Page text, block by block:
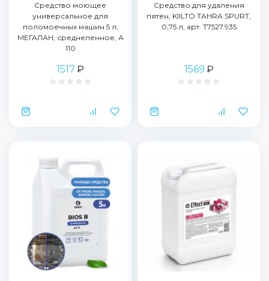
Средство моющее
универсальное для
поломоечных машин 5 л,
МЕГАЛАН, среднепенное, А
110
1517 ₽
Средство для удаления
пятен, KIILTO TAHRA SPURT,
0,75 л, арт. T7527.935
1569 ₽